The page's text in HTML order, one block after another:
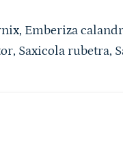
Emberiza
Saxicola rubetra,